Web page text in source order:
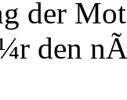
der
den